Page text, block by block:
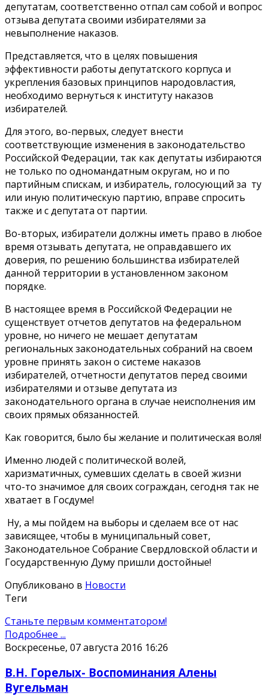
депутатам, соответственно отпал сам собой и вопрос
отзыва депутата своими избирателями за
невыполнение наказов.
Представляется, что в целях повышения
эффективности работы депутатского корпуса и
укрепления базовых принципов народовластия,
необходимо вернуться к институту наказов
избирателей.
Для этого, во-первых, следует внести
соответствующие изменения в законодательство
Российской Федерации, так как депутаты избираются
не только по одномандатным округам, но и по
партийным спискам, и избиратель, голосующий за ту
или иную политическую партию, вправе спросить
также и с депутата от партии.
Во-вторых, избиратели должны иметь право в любое
время отзывать депутата, не оправдавшего их
доверия, по решению большинства избирателей
данной территории в установленном законом
порядке.
В настоящее время в Российской Федерации не
сущенствует отчетов депутатов на федеральном
уровне, но ничего не мешает депутатам
региональных законодательных собраний на своем
уровне принять закон о системе наказов
избирателей, отчетности депутатов перед своими
избирателями и отзыве депутата из
законодательного органа в случае неисполнения им
своих прямых обязанностей.
Как говорится, было бы желание и политическая воля!
Именно людей с политической волей,
харизматичных, сумевших сделать в своей жизни
что-то значимое для своих сограждан, сегодня так не
хватает в Госдуме!
Ну, а мы пойдем на выборы и сделаем все от нас
зависящее, чтобы в муниципальный совет,
Законодательное Собрание Свердловской области и
Государственную Думу пришли достойные!
Опубликовано в Новости
Теги
Станьте первым комментатором!
Подробнее ...
Воскресенье, 07 августа 2016 16:26
В.Н. Горелых- Воспоминания Алены
Вугельман